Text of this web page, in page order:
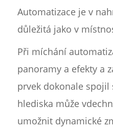
Automatizace je v
důležitá jako v
Při míchání
panoramy a efekty a
prvek dokonale
hlediska může
umožnit dynamické